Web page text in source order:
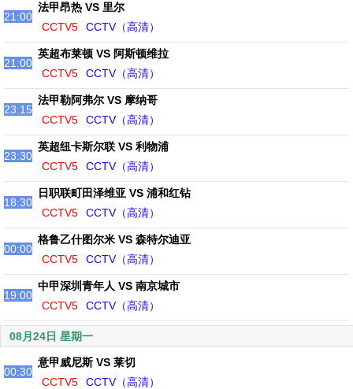
21:00
法甲昂热 VS 里尔
CCTV5
CCTV（高清）
21:00
英超布莱顿 VS 阿斯顿维拉
CCTV5
CCTV（高清）
23:15
法甲勒阿弗尔 VS 摩纳哥
CCTV5
CCTV（高清）
23:30
英超纽卡斯尔联 VS 利物浦
CCTV5
CCTV（高清）
18:30
日职联町田泽维亚 VS 浦和红钻
CCTV5
CCTV（高清）
00:00
格鲁乙什图尔米 VS 森特尔迪亚
CCTV5
CCTV（高清）
19:00
中甲深圳青年人 VS 南京城市
CCTV5
CCTV（高清）
08月24日 星期一
00:30
意甲威尼斯 VS 莱切
CCTV5
CCTV（高清）